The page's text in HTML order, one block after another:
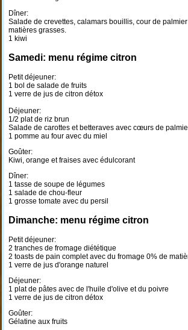
Dîner:
Salade de crevettes, calamars bouillis, cour de
matières grasses.
1 kiwi
Samedi: menu régime citron
Petit déjeuner:
1 bol de salade de fruits
1 verre de jus de citron détox
Déjeuner:
1/2 plat de riz brun
Salade de carottes et betteraves avec cœurs de
1 pomme au four avec du miel
Goûter:
Kiwi, orange et fraises avec édulcorant
Dîner:
1 tasse de soupe de légumes
1 salade de chou-fleur
1 grosse tomate avec du persil
Dimanche: menu régime citron
Petit déjeuner:
2 tranches de fromage diététique
2 toasts de pain complet avec du fromage 0% de
1 verre de jus d'orange naturel
Déjeuner:
1 plat de pâtes avec de l'huile d'olive et du poivre
1 verre de jus de citron détox
Goûter:
Gélatine aux fruits